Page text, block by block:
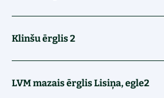
Klinšu ērglis 2
LVM mazais ērglis Lisiņa, egle2